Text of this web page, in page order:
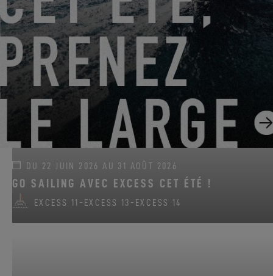
DU 22 JUIN 2026 AU 31 AOÛT 2026
GO SAILING AVEC EXCESS CET ÉTÉ !
EXCESS 11 - EXCESS 13 - EXCESS 14